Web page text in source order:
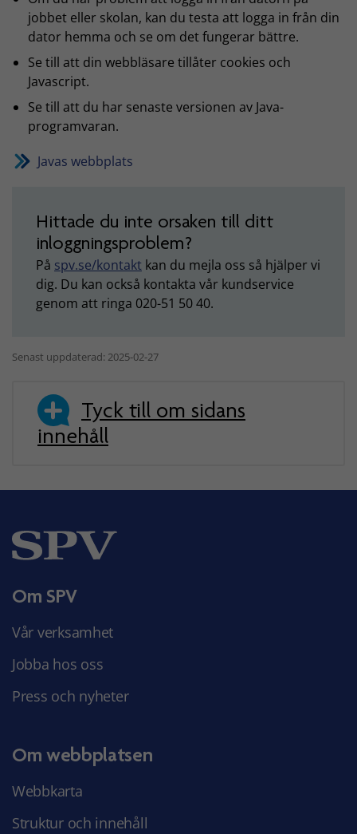
jobbet eller skolan, kan du testa att logga in från din
dator hemma och se om det fungerar bättre.
Se till att din webbläsare tillåter cookies och
Javascript.
Se till att du har senaste versionen av Java-
programvaran.
Javas webbplats
Hittade du inte orsaken till ditt
inloggningsproblem?
På spv.se/kontakt kan du mejla oss så hjälper vi
dig. Du kan också kontakta vår kundservice
genom att ringa 020-51 50 40.
Senast uppdaterad: 2025-02-27
Tyck till om sidans
innehåll
Om SPV
Vår verksamhet
Jobba hos oss
Press och nyheter
Om webbplatsen
Webbkarta
Struktur och innehåll